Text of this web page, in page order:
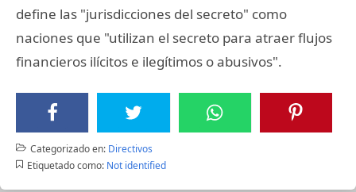
define las "jurisdicciones del secreto" como
naciones que "utilizan el secreto para atraer flujos
financieros ilícitos e ilegítimos o abusivos".
Categorizado en: Directivos
Etiquetado como: Not identified